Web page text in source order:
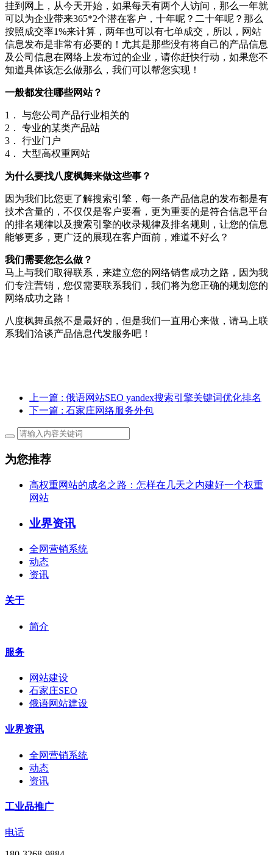
挂到网上，从今天开始，如果每天有两个人访问，那么一年就
可以为企业带来365*2个潜在客户，十年呢？二十年呢？那么
按照成交率1%来计算，两年也可以有七单成交，所以，网站
信息发布是非常有必要的！尤其是那些没有将自己的产品信息
及公司信息在网络上发布过的企业，请你赶快行动，如果您不
知道具体该怎么做那么，我们可以帮您实现！
一般都发往哪些网站？
1． 与您公司产品行业相关的
2． 专业的某类产品站
3． 行业门户
4． 大型高权重网站
为什么要找八度枫舞来做这些事？
因为我们比您更了解搜索引擎，每一条产品信息的发布都是有
技术含量的，不仅仅是客户要看，更为重要的是符合信息平台
的排名规律以及搜索引擎的收录规律及排名规则，让您的信息
能够更多，更广泛的展现在客户面前，难道不好么？
我们需要您怎么做？
马上与我们取得联系，来建立您的网络销售成功之路，因为我
们专注营销，您仅需要联系我们，我们将为您正确的规划您的
网络成功之路！
八度枫舞虽然不是最好的，但是我们一直用心来做，请马上联
系我们洽谈产品信息代发服务吧！
上一篇 : 俄语网站SEO yandex搜索引擎关键词优化排名
下一篇 : 石家庄网络服务外包
为您推荐
高权重网站的成名之路：怎样在几天之内建好一个权重
网站
业界资讯
全网营销系统
动态
资讯
关于
简介
服务
网站建设
石家庄SEO
俄语网站建设
业界资讯
全网营销系统
动态
资讯
工业品推广
电话